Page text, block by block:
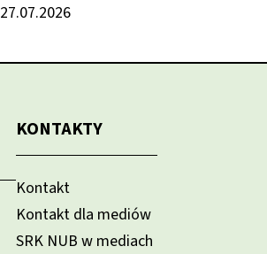
27.07.2026
KONTAKTY
Kontakt
Kontakt dla mediów
SRK NUB w mediach